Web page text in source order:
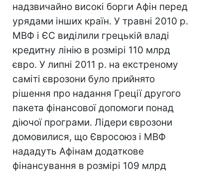
надзвичайно високі борги Афін перед
урядами інших країн. У травні 2010 р.
МВФ і ЄС виділили грецькій владі
кредитну лінію в розмірі 110 млрд
євро. У липні 2011 р. на екстреному
саміті єврозони було прийнято
рішення про надання Греції другого
пакета фінансової допомоги понад
діючої програми. Лідери єврозони
домовилися, що Євросоюз і МВФ
нададуть Афінам додаткове
фінансування в розмірі 109 млрд